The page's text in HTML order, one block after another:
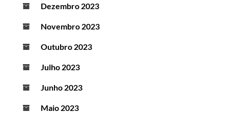
Dezembro 2023
Novembro 2023
Outubro 2023
Julho 2023
Junho 2023
Maio 2023